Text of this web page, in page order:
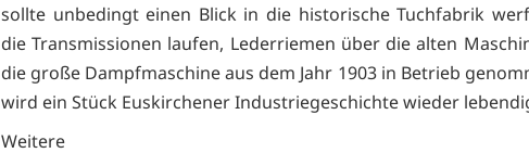
sollte unbedingt einen Blick in die historische Tuchfabrik
die Transmissionen laufen, Lederriemen über die alten
die große Dampfmaschine aus dem Jahr 1903 in Betrieb
wird ein Stück Euskirchener Industriegeschichte wieder
Weitere